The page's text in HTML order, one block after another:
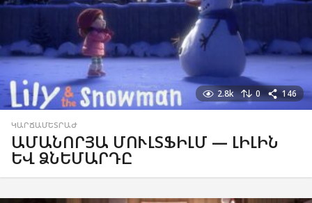
2.8k 0 146
ԿԱՐՃԱՄԵՏՐԱԺ
ԱՄԱՆՈՐՅԱ ՄՈՒԼՏՖԻԼՄ — ԼԻԼԻՆ
ԵՎ ՁՆԵՄԱՐԴԸ